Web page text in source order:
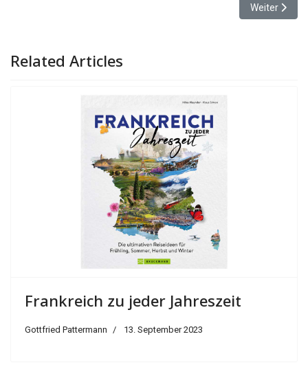
Nächster
Weiter
Related Articles
Frankreich zu jeder Jahreszeit
Gottfried Pattermann 13. September 2023